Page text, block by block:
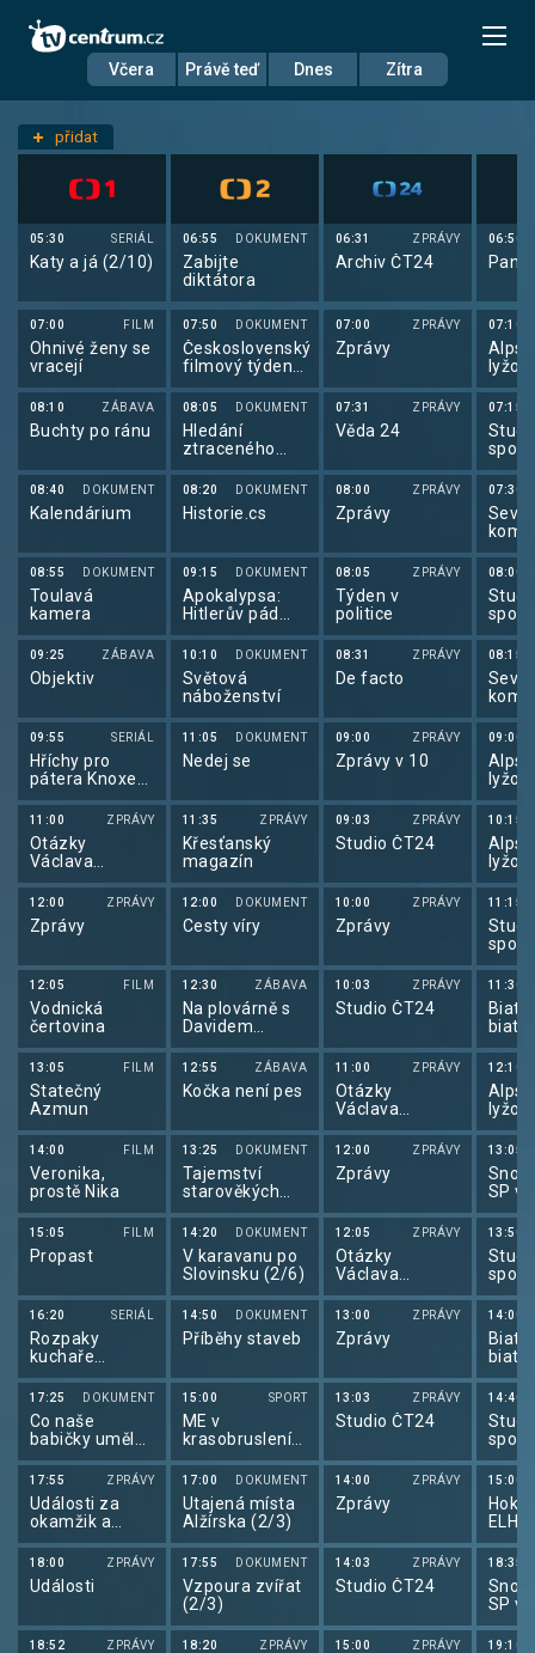
Včera Právě teď Dnes Zítra
Datum
Nastavení stanic
přidat
05:30 SERIÁL
Katy a já (2/10)
07:00 FILM
Ohnivé ženy se
vracejí
08:10 ZÁBAVA
Buchty po ránu
08:40 DOKUMENT
Kalendárium
08:55 DOKUMENT
Toulavá
kamera
09:25 ZÁBAVA
Objektiv
09:55 SERIÁL
Hříchy pro
pátera Knoxe
(3/10)
11:00 ZPRÁVY
Otázky
Václava
Moravce
12:00 ZPRÁVY
Zprávy
12:05 FILM
Vodnická
čertovina
13:05 FILM
Statečný
Azmun
14:00 FILM
Veronika,
prostě Nika
15:05 FILM
Propast
16:20 SERIÁL
Rozpaky
kuchaře
Svatopluka
(2/13)
17:25 DOKUMENT
Co naše
babičky uměly
a na co my
jsme
zapomněli
17:55 ZPRÁVY
Události za
okamžik a
počasí
18:00 ZPRÁVY
Události
18:52 ZPRÁVY
06:55 DOKUMENT
Zabijte
diktátora
07:50 DOKUMENT
Československý
filmový týdeník
1976
(1601/2379)
08:05 DOKUMENT
Hledání
ztraceného
času
08:20 DOKUMENT
Historie.cs
09:15 DOKUMENT
Apokalypsa:
Hitlerův pád
(2/2)
10:10 DOKUMENT
Světová
náboženství
11:05 DOKUMENT
Nedej se
11:35 ZPRÁVY
Křesťanský
magazín
12:00 DOKUMENT
Cesty víry
12:30 ZÁBAVA
Na plovárně s
Davidem
Hynkem
12:55 ZÁBAVA
Kočka není pes
13:25 DOKUMENT
Tajemství
starověkých
civilizací
14:20 DOKUMENT
V karavanu po
Slovinsku (2/6)
14:50 DOKUMENT
Příběhy staveb
15:00 SPORT
ME v
krasobruslení
2026
17:00 DOKUMENT
Utajená místa
Alžírska (2/3)
17:55 DOKUMENT
Vzpoura zvířat
(2/3)
18:20 ZPRÁVY
06:31 ZPRÁVY
Archiv ČT24
07:00 ZPRÁVY
Zprávy
07:31 ZPRÁVY
Věda 24
08:00 ZPRÁVY
Zprávy
08:05 ZPRÁVY
Týden v
politice
08:31 ZPRÁVY
De facto
09:00 ZPRÁVY
Zprávy v 10
09:03 ZPRÁVY
Studio ČT24
10:00 ZPRÁVY
Zprávy
10:03 ZPRÁVY
Studio ČT24
11:00 ZPRÁVY
Otázky
Václava
Moravce
12:00 ZPRÁVY
Zprávy
12:05 ZPRÁVY
Otázky
Václava
Moravce
13:00 ZPRÁVY
Zprávy
13:03 ZPRÁVY
Studio ČT24
14:00 ZPRÁVY
Zprávy
14:03 ZPRÁVY
Studio ČT24
15:00 ZPRÁVY
06:50
07:10
sport
2026
07:15
sport
07:30
v
08:00
sport
08:15
v
09:00
10:15
11:15
sport
11:30
12:10
13:05
SP ve
13:50
sport
14:00
14:40
sport
15:00
ELH
18:35
SP ve
19:10